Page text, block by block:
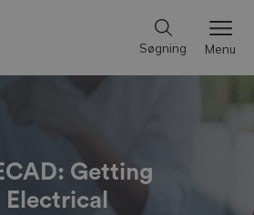
Søgning Menu
Getting